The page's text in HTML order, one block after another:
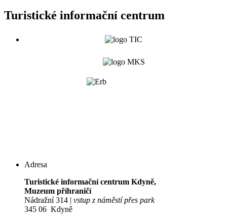
Turistické informační centrum
Adresa
Turistické informační centrum Kdyně,
Muzeum příhraničí
Nádražní 314 | vstup z náměstí přes park
345 06 Kdyně